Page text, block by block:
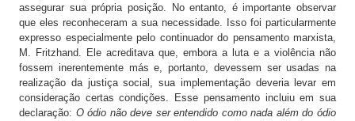
assegurar sua própria posição. No entanto, é importante observar
que eles reconheceram a sua necessidade. Isso foi particularmente
expresso especialmente pelo continuador do pensamento marxista,
M. Fritzhand. Ele acreditava que, embora a luta e a violência não
fossem inerentemente más e, portanto, devessem ser usadas na
realização da justiça social, sua implementação deveria levar em
consideração certas condições. Esse pensamento incluiu em sua
declaração: O ódio não deve ser entendido como nada além do ódio